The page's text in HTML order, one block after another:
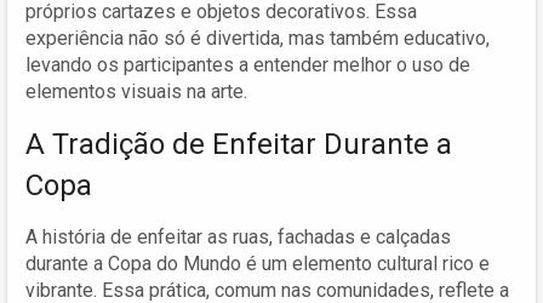
próprios cartazes e objetos decorativos. Essa
experiência não só é divertida, mas também educativo,
levando os participantes a entender melhor o uso de
elementos visuais na arte.
A Tradição de Enfeitar Durante a
Copa
A história de enfeitar as ruas, fachadas e calçadas
durante a Copa do Mundo é um elemento cultural rico e
vibrante. Essa prática, comum nas comunidades, reflete a